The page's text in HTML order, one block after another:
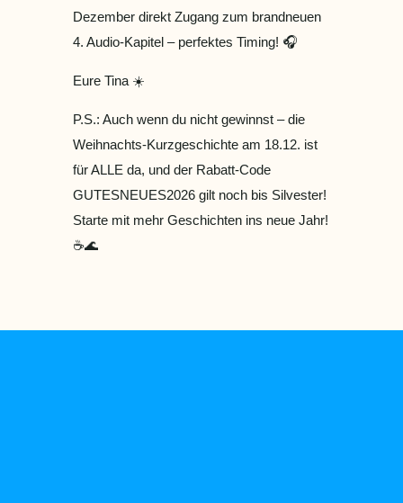
Dezember direkt Zugang zum brandneuen
4. Audio-Kapitel – perfektes Timing! 🎧
Eure Tina ☀️
P.S.: Auch wenn du nicht gewinnst – die
Weihnachts-Kurzgeschichte am 18.12. ist
für ALLE da, und der Rabatt-Code
GUTESNEUES2026 gilt noch bis Silvester!
Starte mit mehr Geschichten ins neue Jahr!
☕🌊